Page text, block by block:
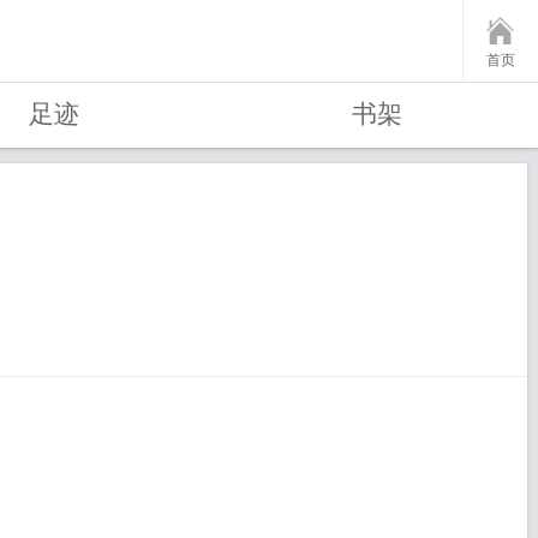
首页
足迹 书架